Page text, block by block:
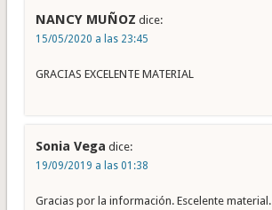
NANCY MUÑOZ dice:
15/05/2020 a las 23:45
GRACIAS EXCELENTE MATERIAL
Sonia Vega dice:
19/09/2019 a las 01:38
Gracias por la información. Escelente material.